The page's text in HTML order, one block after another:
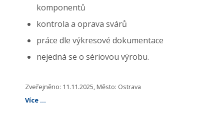
komponentů
kontrola a oprava svárů
práce dle výkresové dokumentace
nejedná se o sériovou výrobu.
Zveřejněno: 11.11.2025, Město: Ostrava
Více ...